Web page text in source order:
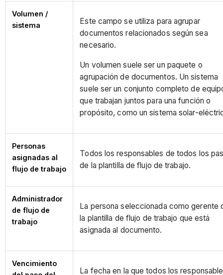
Volumen /
sistema
Este campo se utiliza para agrupar
documentos relacionados según sea
necesario.
Un volumen suele ser un paquete o
agrupación de documentos. Un sistema
suele ser un conjunto completo de
que trabajan juntos para una función o
propósito, como un sistema solar-
Personas
asignadas al
flujo de trabajo
Todos los responsables de todos los
de la plantilla de flujo de trabajo.
Administrador
de flujo de
trabajo
La persona seleccionada como gerente
la plantilla de flujo de trabajo que está
asignada al documento.
Vencimiento
La fecha en la que todos los